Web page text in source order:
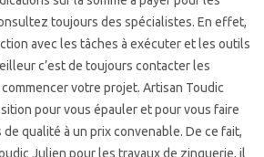
toujours des spécialistes. En effet,
avec les tâches à exécuter et les outils
c’est de toujours contacter les
votre projet. Artisan Toudic
pour vous épauler et pour vous faire
qualité à un prix convenable. De ce fait,
Julien pour les travaux de zinguerie, il